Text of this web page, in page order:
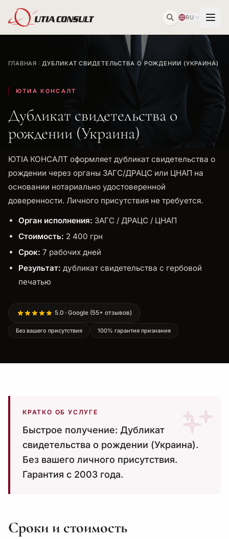
RU
ГЛАВНАЯ ДУБЛИКАТ СВИДЕТЕЛЬСТВА О РОЖДЕНИИ (УКРАИНА)
ЮТИА КОНСАЛТ
Дубликат свидетельства о
рождении (Украина)
ЮТІА КОНСАЛТ оформляет дубликат свидетельства о
рождении через органы ЗАГС/ДРАЦС или ЦНАП на
основании нотариально удостоверенной
доверенности. Личного присутствия не требуется.
Орган исполнения: ЗАГС / ДРАЦС / ЦНАП
Стоимость: 2 400 грн
Срок: 7 рабочих дней
Результат: дубликат свидетельства с гербовой
печатью
5.0 · Google (55+ отзывов)
Без вашего присутствия 100% гарантия признания
КРАТКО ОБ УСЛУГЕ
Быстрое получение: Дубликат
свидетельства о рождении (Украина).
Без вашего личного присутствия.
Гарантия с 2003 года.
Сроки и стоимость